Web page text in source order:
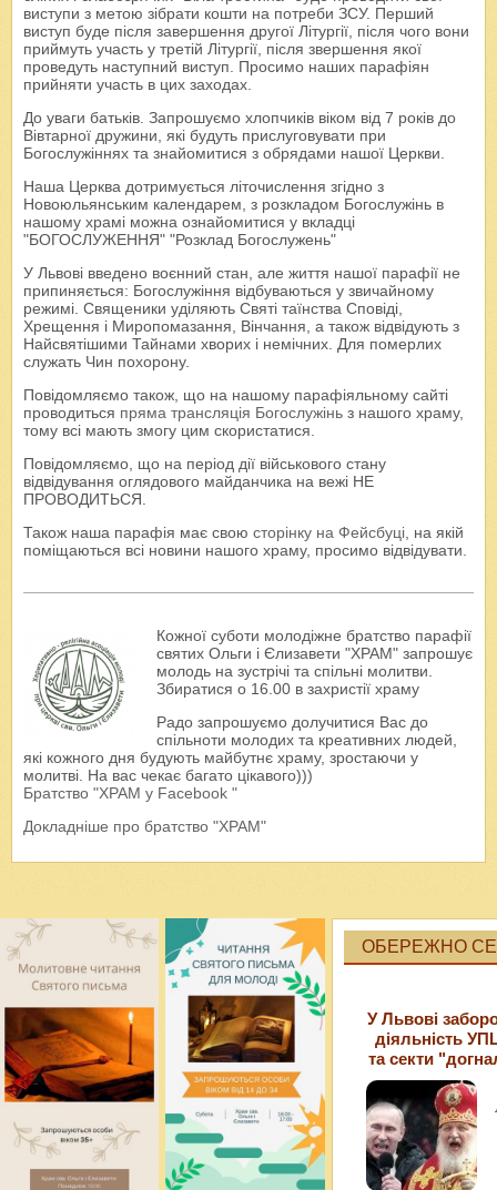
виступи з метою зібрати кошти на потреби ЗСУ. Перший
виступ буде після завершення другої Літургії, після чого вони
приймуть участь у третій Літургії, після звершення якої
проведуть наступний виступ. Просимо наших парафіян
прийняти участь в цих заходах.
До уваги батьків. Запрошуємо хлопчиків віком від 7 років до
Вівтарної дружини, які будуть прислуговувати при
Богослужіннях та знайомитися з обрядами нашої Церкви.
Наша Церква дотримується літочислення згідно з
Новоюльянським календарем, з розкладом Богослужінь в
нашому храмі можна ознайомитися у вкладці
"БОГОСЛУЖЕННЯ" "Розклад Богослужень"
У Львові введено воєнний стан, але життя нашої парафії не
припиняється: Богослужіння відбуваються у звичайному
режимі. Священики уділяють Святі таїнства Сповіді,
Хрещення і Миропомазання, Вінчання, а також відвідують з
Найсвятішими Тайнами хворих і немічних. Для померлих
служать Чин похорону.
Повідомляємо також, що на нашому парафіяльному сайті
проводиться пряма трансляція Богослужінь з нашого храму,
тому всі мають змогу цим скористатися.
Повідомляємо, що на період дії військового стану
відвідування оглядового майданчика на вежі НЕ
ПРОВОДИТЬСЯ.
Також наша парафія має свою сторінку на Фейсбуці, на якій
поміщаються всі новини нашого храму, просимо відвідувати.
Кожної суботи молодіжне братство парафії
святих Ольги і Єлизавети "ХРАМ" запрошує
молодь на зустрічі та спільні молитви.
Збиратися о 16.00 в захристії храму
Радо запрошуємо долучитися Вас до
спільноти молодих та креативних людей,
які кожного дня будують майбутнє храму, зростаючи у
молитві. На вас чекає багато цікавого)))
Братство "ХРАМ у Facebook "
Докладніше про братство "ХРАМ"
ОБЕРЕЖНО
У Львові
діяльність
та секти